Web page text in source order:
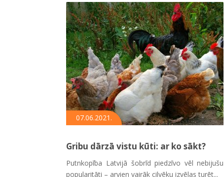
07.06.2021.
Gribu dārzā vistu kūti: ar ko sākt?
Putnkopība Latvijā šobrīd piedzīvo vēl nebijušu
popularitāti – arvien vairāk cilvēku izvēlas turēt...